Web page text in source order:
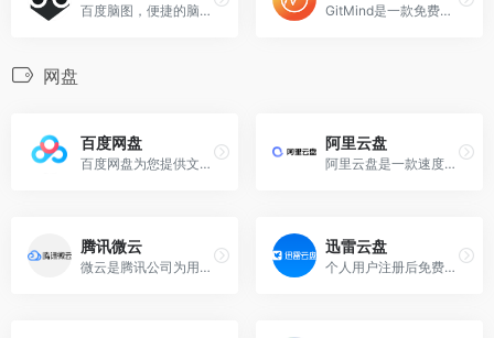
百度脑图，便捷的脑图编辑工具 - 控制创意，如此简单。 GitMind是一款免费在线思维导图软件，支持Windows/Mac/Linux多平台操作及内容同步。
网盘
百度网盘
百度网盘为您提供文件的网络备份、同步和分享服务。空间大、速度快、安全稳固，支持教育网加速，支持手机端。现在注册即有机会享受15G的免费存储空间
阿里云盘
阿里云盘是一款速度快、不打扰、够安全、易于分享的网盘，你可以在这里存储、管理和探索内容，尽情打造丰富的数字世界。
腾讯微云
微云是腾讯公司为用户精心打造的一项智能云服务, 您可以通过微云方便地在手机和电脑之间同步文件、推送照片和传输数据。
迅雷云盘
个人用户注册后免费空间500G，迅雷云盘支持高速通道、支持高清播放，支持多分辨率流畅切换，还支持跨端同步，一端存储，多端取用。